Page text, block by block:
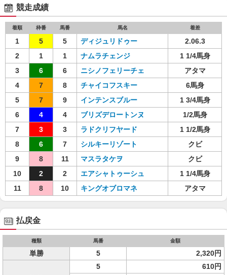
競走成績
着順 枠番 馬番 馬名 着差
1 5 5 ディジュリドゥー
2.06.3
2
1 1 ナムラチェンジ
1 1/4馬身
3
6 6 ニシノフェリーチェ
アタマ
4
7 8 チャイコフスキー
6馬身
5
7 9 インテンスブルー
1 3/4馬身
6
4 4 ブリズデロートンヌ
1/2馬身
7
3 3 ラドクリフヤード
1 1/2馬身
8
6 7 シルキーリゾート
クビ
9
8 11 マスラタケヲ
クビ
10
2 2 エアシャトゥーシュ
1 1/4馬身
11
8 10 キングオブロマネ アタマ
払戻金
種類 馬番 金額
単勝 5 2,320円
5
610円